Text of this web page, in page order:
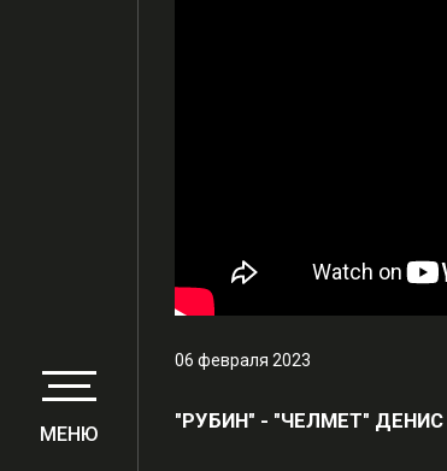
МЕНЮ
06 февраля 2023
"РУБИН" - "ЧЕЛМЕТ"